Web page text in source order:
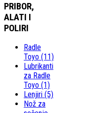
PRIBOR,
ALATI I
POLIRI
Radle
Toyo (11)
Lubrikanti
za Radle
Toyo (1)
Lenjiri (5)
Nož za